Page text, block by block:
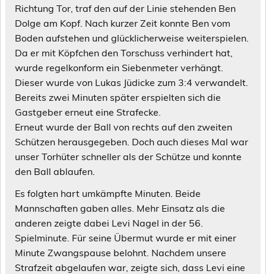
Richtung Tor, traf den auf der Linie stehenden Ben
Dolge am Kopf. Nach kurzer Zeit konnte Ben vom
Boden aufstehen und glücklicherweise weiterspielen.
Da er mit Köpfchen den Torschuss verhindert hat,
wurde regelkonform ein Siebenmeter verhängt.
Dieser wurde von Lukas Jüdicke zum 3:4 verwandelt.
Bereits zwei Minuten später erspielten sich die
Gastgeber erneut eine Strafecke.
Erneut wurde der Ball von rechts auf den zweiten
Schützen herausgegeben. Doch auch dieses Mal war
unser Torhüter schneller als der Schütze und konnte
den Ball ablaufen.
Es folgten hart umkämpfte Minuten. Beide
Mannschaften gaben alles. Mehr Einsatz als die
anderen zeigte dabei Levi Nagel in der 56.
Spielminute. Für seine Übermut wurde er mit einer
Minute Zwangspause belohnt. Nachdem unsere
Strafzeit abgelaufen war, zeigte sich, dass Levi eine